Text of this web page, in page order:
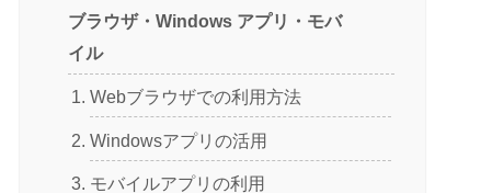
ブラウザ・Windows アプリ・モバ
イル
Webブラウザでの利用方法
Windowsアプリの活用
モバイルアプリの利用